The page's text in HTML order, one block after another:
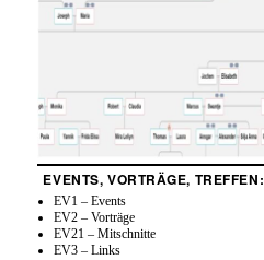
EVENTS, VORTRÄGE, TREFFEN:
EV1 – Events
EV2 – Vorträge
EV21 – Mitschnitte
EV3 – Links